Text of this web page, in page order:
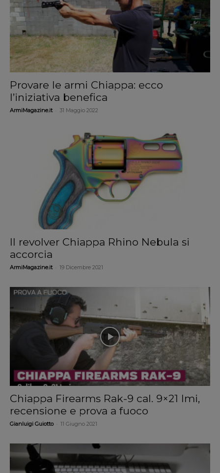
Provare le armi Chiappa: ecco
l’iniziativa benefica
ArmiMagazine.it 31 Maggio 2022
Il revolver Chiappa Rhino Nebula si
accorcia
ArmiMagazine.it 19 Dicembre 2021
Chiappa Firearms Rak-9 cal. 9×21 Imi,
recensione e prova a fuoco
Gianluigi Guiotto 11 Giugno 2021